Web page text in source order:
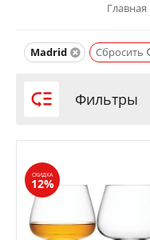
Главная
Madrid Сбросить
 Фильтры
СКИДКА
12%